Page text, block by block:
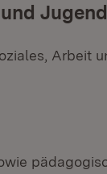
Arbeit